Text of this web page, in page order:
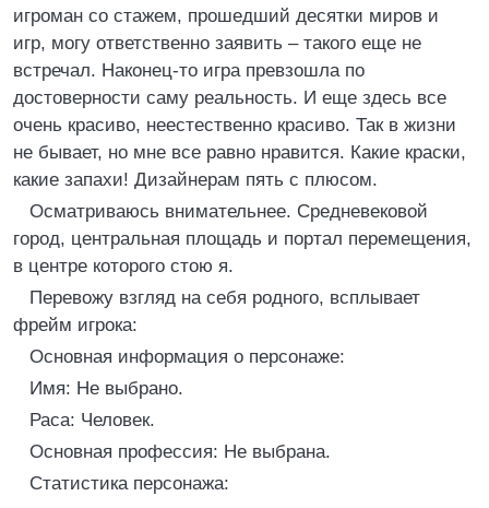
игроман со стажем, прошедший десятки миров и
игр, могу ответственно заявить – такого еще не
встречал. Наконец-то игра превзошла по
достоверности саму реальность. И еще здесь все
очень красиво, неестественно красиво. Так в жизни
не бывает, но мне все равно нравится. Какие краски,
какие запахи! Дизайнерам пять с плюсом.
Осматриваюсь внимательнее. Средневековой
город, центральная площадь и портал перемещения,
в центре которого стою я.
Перевожу взгляд на себя родного, всплывает
фрейм игрока:
Основная информация о персонаже:
Имя: Не выбрано.
Раса: Человек.
Основная профессия: Не выбрана.
Статистика персонажа: